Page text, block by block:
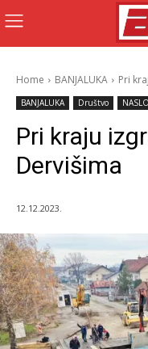
Home BANJALUKA Pri
BANJALUKA Društvo
Pri kraju
Dervišima
12.12.2023.